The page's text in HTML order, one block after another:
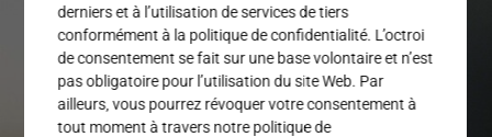
derniers et à l’utilisation de services de tiers
conformément à la politique de confidentialité. L’octroi
de consentement se fait sur une base volontaire et n’est
pas obligatoire pour l’utilisation du site Web. Par
ailleurs, vous pourrez révoquer votre consentement à
tout moment à travers notre politique de